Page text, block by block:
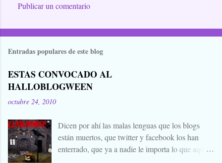
Publicar un comentario
Entradas populares de este blog
ESTAS CONVOCADO AL
HALLOBLOGWEEN
octubre 24, 2010
Dicen por ahí las malas lenguas que los blogs
están muertos, que twitter y facebook los han
enterrado, que ya a nadie le importa lo que aquí